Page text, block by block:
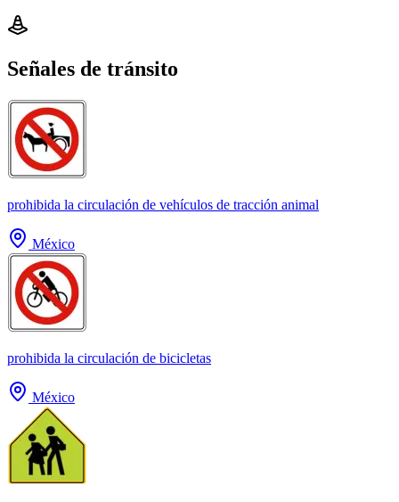
Señales de tránsito
prohibida la circulación de vehículos de tracción animal
México
prohibida la circulación de bicicletas
México